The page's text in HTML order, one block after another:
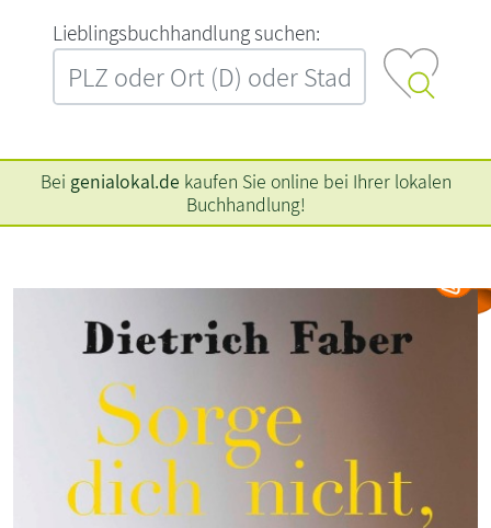
L‍i‍e‍b‍l‍i‍n‍g‍s‍b‍u‍c‍h‍h‍a‍n‍d‍l‍u‍n‍g‍ ‍s‍u‍c‍h‍e‍n‍:‍
Bei genialokal.de kaufen Sie online bei Ihrer lokalen
Buchhandlung!